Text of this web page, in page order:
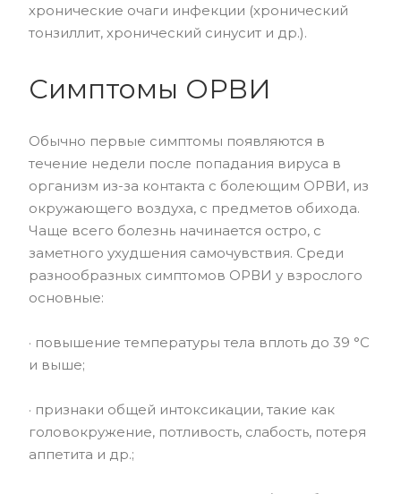
хронические очаги инфекции (хронический
тонзиллит, хронический синусит и др.).
Симптомы ОРВИ
Обычно первые симптомы появляются в
течение недели после попадания вируса в
организм из-за контакта с болеющим ОРВИ, из
окружающего воздуха, с предметов обихода.
Чаще всего болезнь начинается остро, с
заметного ухудшения самочувствия. Среди
разнообразных симптомов ОРВИ у взрослого
основные:
· повышение температуры тела вплоть до 39 °C
и выше;
· признаки общей интоксикации, такие как
головокружение, потливость, слабость, потеря
аппетита и др.;